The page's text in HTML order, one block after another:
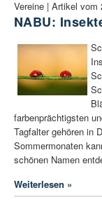
Vereine | Artikel vom
NABU:
farbenprächtigsten
Tagfalter gehören in
Sommermonaten
schönen Namen
Weiterlesen »